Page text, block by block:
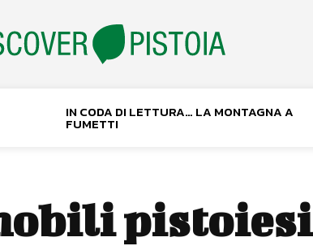
IN CODA DI LETTURA… LA MONTAGNA A
FUMETTI
pistoiesi